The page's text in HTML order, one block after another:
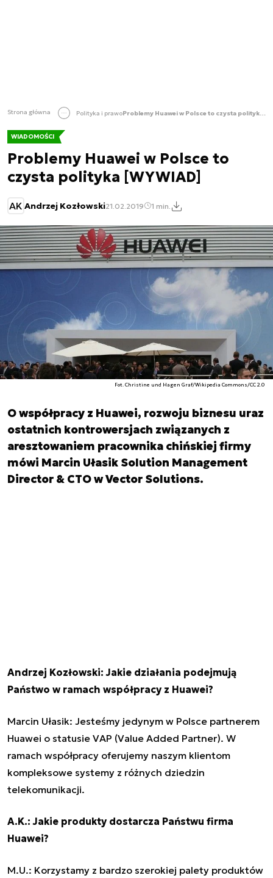
Strona główna Polityka i prawo Problemy Huawei w Polsce to czysta polityka [WYWIAD]
WIADOMOŚCI
Problemy Huawei w Polsce to
czysta polityka [WYWIAD]
AK Andrzej Kozłowski21.02.2019 1 min.
Fot. Christine und Hagen Graf/Wikipedia Commons/CC 2.0
O współpracy z Huawei, rozwoju biznesu uraz
ostatnich kontrowersjach związanych z
aresztowaniem pracownika chińskiej firmy
mówi Marcin Ułasik Solution Management
Director & CTO w Vector Solutions.
Andrzej Kozłowski: Jakie działania podejmują
Państwo w ramach współpracy z Huawei?
Marcin Ułasik: Jesteśmy jedynym w Polsce partnerem
Huawei o statusie VAP (Value Added Partner). W
ramach współpracy oferujemy naszym klientom
kompleksowe systemy z różnych dziedzin
telekomunikacji.
A.K.: Jakie produkty dostarcza Państwu firma
Huawei?
M.U.: Korzystamy z bardzo szerokiej palety produktów